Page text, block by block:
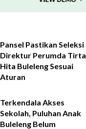
Pansel Pastikan Seleksi
Direktur Perumda Tirta
Hita Buleleng Sesuai
Aturan
Terkendala Akses
Sekolah, Puluhan Anak
Buleleng Belum